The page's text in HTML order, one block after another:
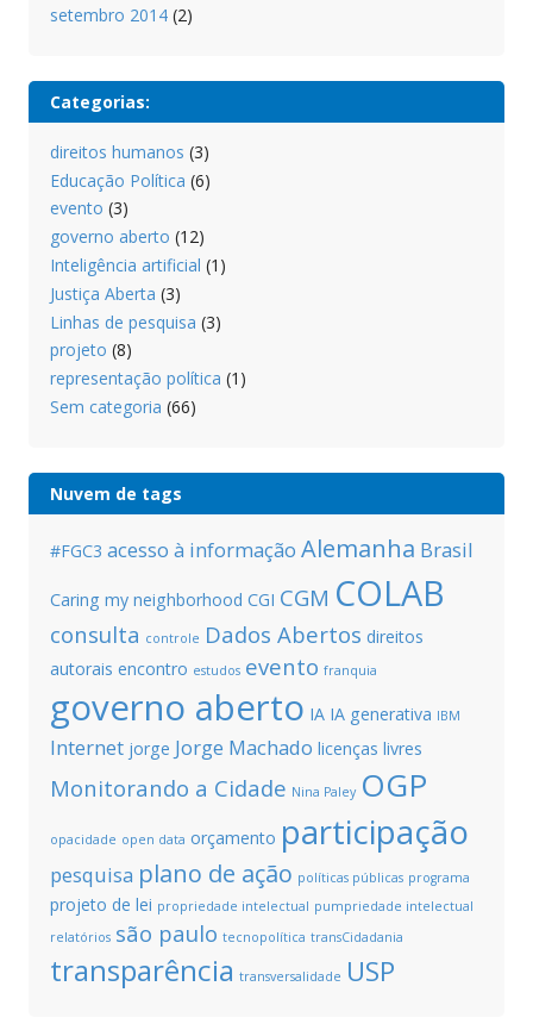
setembro 2014(2)
Categorias:
direitos humanos (3)
Educação Política (6)
evento (3)
governo aberto (12)
Inteligência artificial (1)
Justiça Aberta (3)
Linhas de pesquisa (3)
projeto (8)
representação política (1)
Sem categoria (66)
Nuvem de tags
#FGC3 acesso à informação Alemanha Brasil
Caring my neighborhood CGI CGM COLAB
consulta controle Dados Abertos direitos
autorais encontro estudos evento franquia
governo aberto IA IA generativa IBM
Internet jorge Jorge Machado licenças livres
Monitorando a Cidade Nina Paley OGP
opacidade open data orçamento participação
pesquisa plano de ação políticas públicas programa
projeto de lei propriedade intelectual pumpriedade intelectual
relatórios são paulo tecnopolítica transCidadania
transparência transversalidade USP